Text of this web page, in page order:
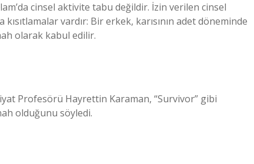
cinsel aktivite tabu değildir. İzin verilen cinsel
vardır: Bir erkek, karısının adet döneminde
olarak kabul edilir.
Profesörü Hayrettin Karaman, “Survivor” gibi
olduğunu söyledi.